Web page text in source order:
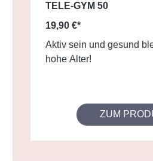
TELE-GYM 50
19,90 €*
Aktiv sein und gesund
hohe Alter!
ZUM